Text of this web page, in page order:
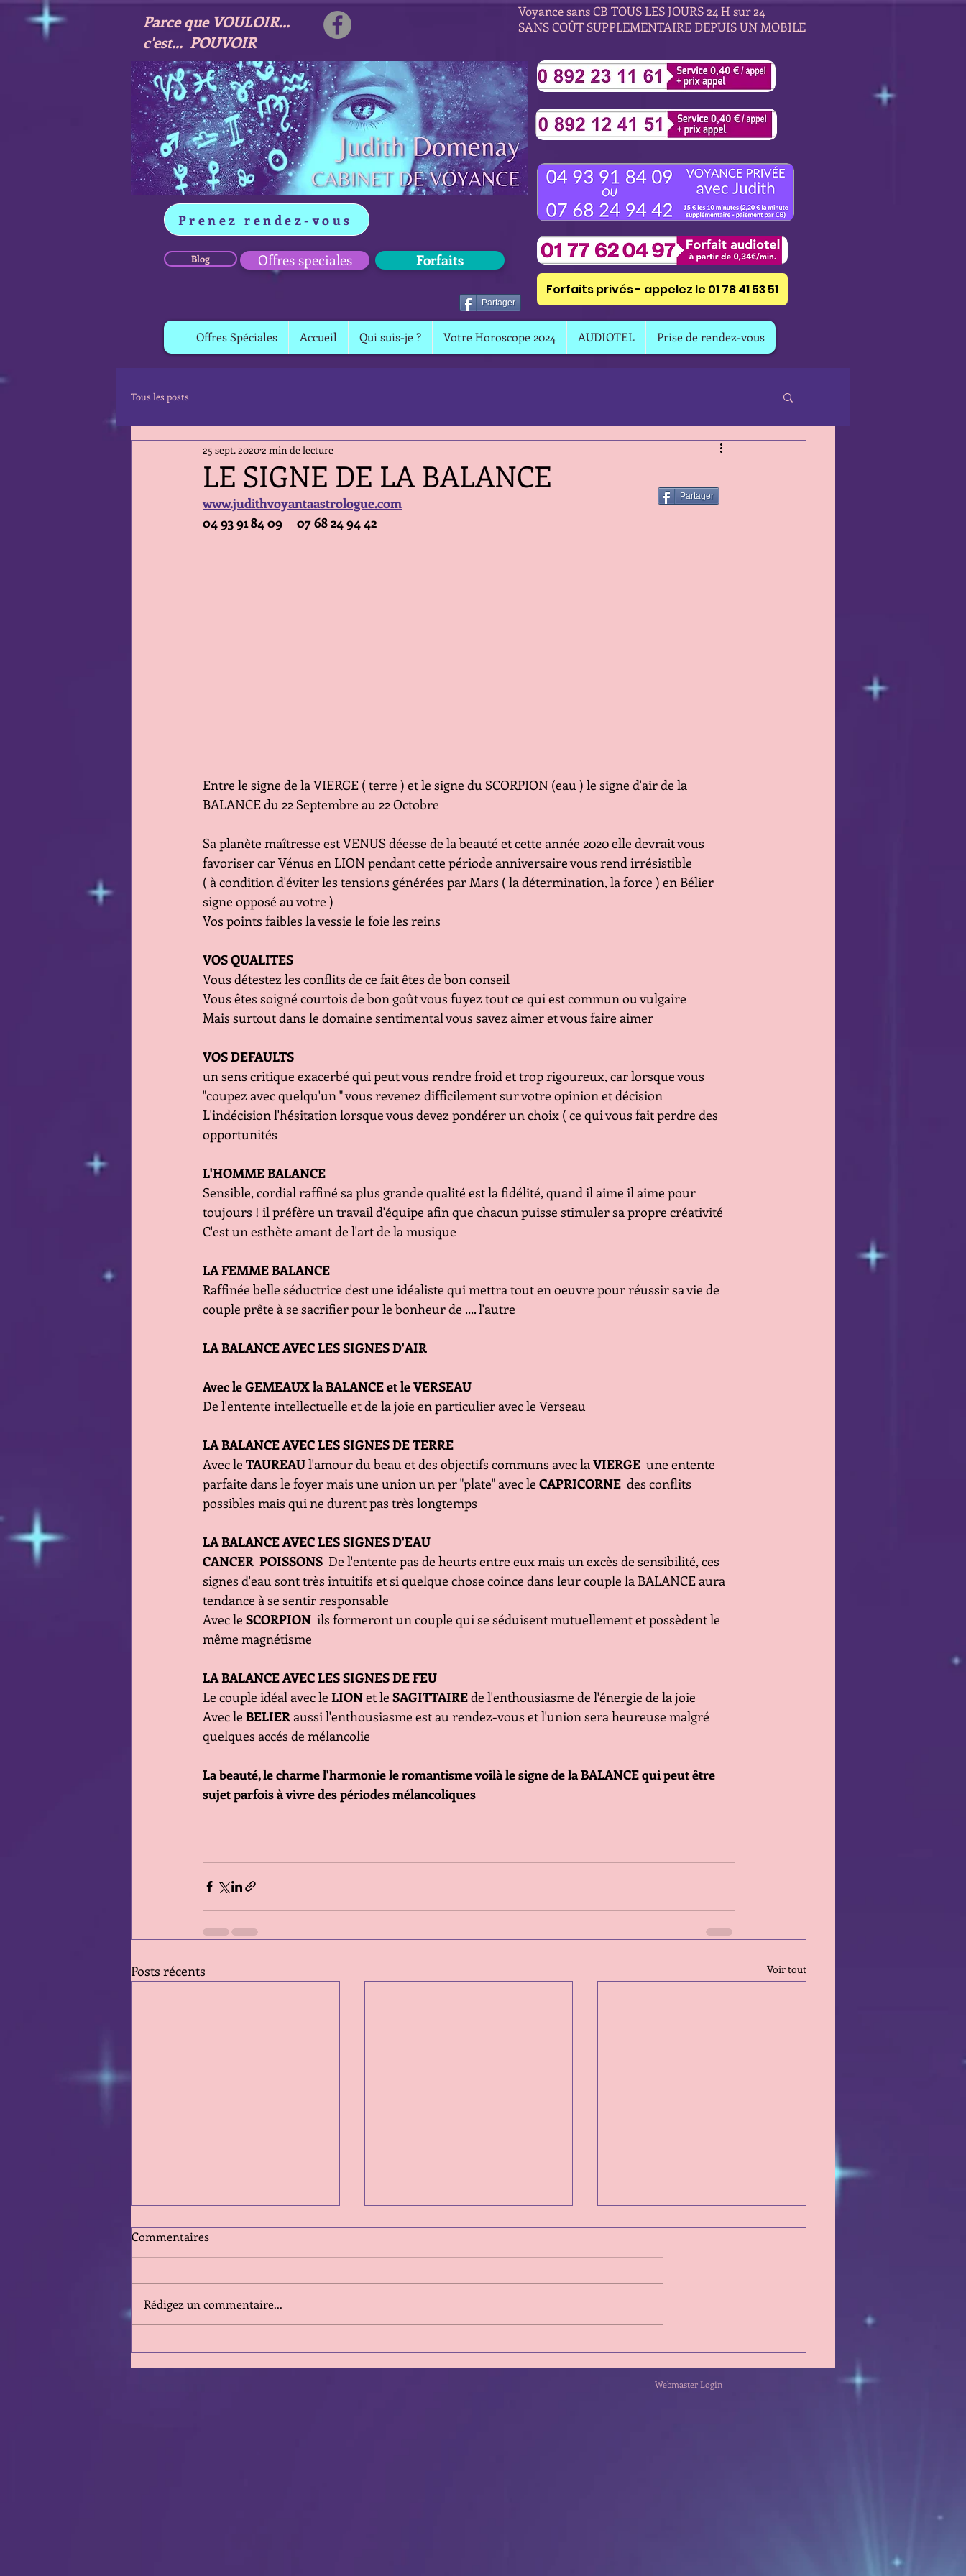
Voyance sans CB TOUS LES JOURS 24 H sur 24
SANS COÛT SUPPLEMENTAIRE DEPUIS UN MOBILE
Parce que VOULOIR...
c'est... POUVOIR
Prenez rendez-vous
Blog Offres speciales Forfaits
Partager
Forfaits privés - appelez le 01 78 41 53 51
Offres Spéciales Accueil Qui suis-je ? Votre Horoscope 2024 AUDIOTEL Prise de rendez-vous
Tous les posts
LE SIGNE DE LA BALANCE
25 sept. 20202 min de lecture
www.judithvoyantaastrologue.com
04 93 91 84 09     07 68 24 94 42
Entre le signe de la VIERGE ( terre ) et le signe du SCORPION (eau ) le signe d'air de la
BALANCE du 22 Septembre au 22 Octobre
Sa planète maîtresse est VENUS déesse de la beauté et cette année 2020 elle devrait vous
favoriser car Vénus en LION pendant cette période anniversaire vous rend irrésistible
( à condition d'éviter les tensions générées par Mars ( la détermination, la force ) en Bélier
signe opposé au votre )
Vos points faibles la vessie le foie les reins
VOS QUALITES
Vous détestez les conflits de ce fait êtes de bon conseil
Vous êtes soigné courtois de bon goût vous fuyez tout ce qui est commun ou vulgaire
Mais surtout dans le domaine sentimental vous savez aimer et vous faire aimer
VOS DEFAULTS
un sens critique exacerbé qui peut vous rendre froid et trop rigoureux, car lorsque vous
"coupez avec quelqu'un " vous revenez difficilement sur votre opinion et décision
L'indécision l'hésitation lorsque vous devez pondérer un choix ( ce qui vous fait perdre des
opportunités
L'HOMME BALANCE
Sensible, cordial raffiné sa plus grande qualité est la fidélité, quand il aime il aime pour
toujours ! il préfère un travail d'équipe afin que chacun puisse stimuler sa propre créativité
C'est un esthète amant de l'art de la musique
LA FEMME BALANCE
Raffinée belle séductrice c'est une idéaliste qui mettra tout en oeuvre pour réussir sa vie de
couple prête à se sacrifier pour le bonheur de .... l'autre
LA BALANCE AVEC LES SIGNES D'AIR
Avec le GEMEAUX la BALANCE et le VERSEAU
De l'entente intellectuelle et de la joie en particulier avec le Verseau
LA BALANCE AVEC LES SIGNES DE TERRE
Avec le TAUREAU l'amour du beau et des objectifs communs avec la VIERGE
  une entente
parfaite dans le foyer mais une union un per "plate" avec le CAPRICORNE des conflits
possibles mais qui ne durent pas très longtemps
LA BALANCE AVEC LES SIGNES D'EAU
CANCER  POISSONS
  De l'entente pas de heurts entre eux mais un excès de sensibilité, ces
signes d'eau sont très intuitifs et si quelque chose coince dans leur couple la BALANCE aura
tendance à se sentir responsable
Avec le SCORPION
  ils formeront un couple qui se séduisent mutuellement et possèdent le
même magnétisme
LA BALANCE AVEC LES SIGNES DE FEU
Le couple idéal avec le LION et le SAGITTAIRE de l'enthousiasme de l'énergie de la joie
Avec le BELIER aussi l'enthousiasme est au rendez-vous et l'union sera heureuse malgré
quelques accés de mélancolie
La beauté, le charme l'harmonie le romantisme voilà le signe de la BALANCE qui peut être
sujet parfois à vivre des périodes mélancoliques
Posts récents Voir tout
va du 3 au 9 Août 2026
27 Juillet au 02 Août 2026
20 au 26 Juillet 2026
Commentaires
Rédigez un commentaire...
Partager
Webmaster Login